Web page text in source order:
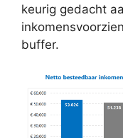
keurig gedacht
buffer.